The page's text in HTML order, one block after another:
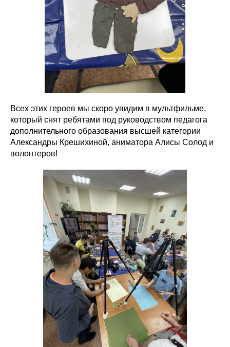
Всех этих героев мы скоро увидим в мультфильме,
который снят ребятами под руководством педагога
дополнительного образования высшей категории
Александры Крешихиной, аниматора Алисы Солод и
волонтеров!